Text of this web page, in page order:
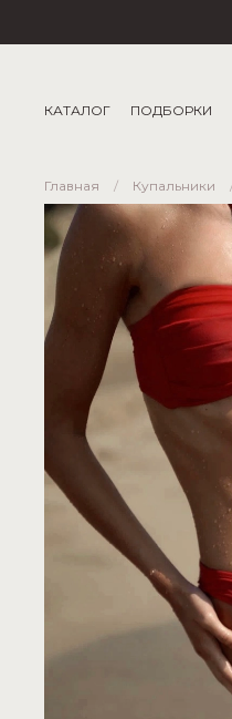
КАТАЛОГ ПОДБОРКИ
Главная Купальники